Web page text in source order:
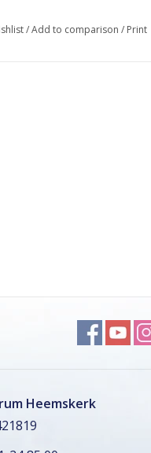
/Add to comparison / Print
Heemskerk